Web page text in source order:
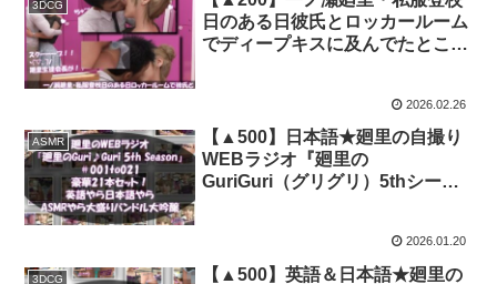
3DCG
日のある日彼氏とロッカールーム
でディープキスに及んでたところ
2026.02.26
ASMR
【▲500】日本語★廻里の自撮り
WEBラジオ『廻里の
GuriGuri（グリグリ）5thシーズ
やら大盛りバンドル大吟醸★｜
d_724549
2026.01.20
3DCG
【▲500】英語＆日本語★廻里の